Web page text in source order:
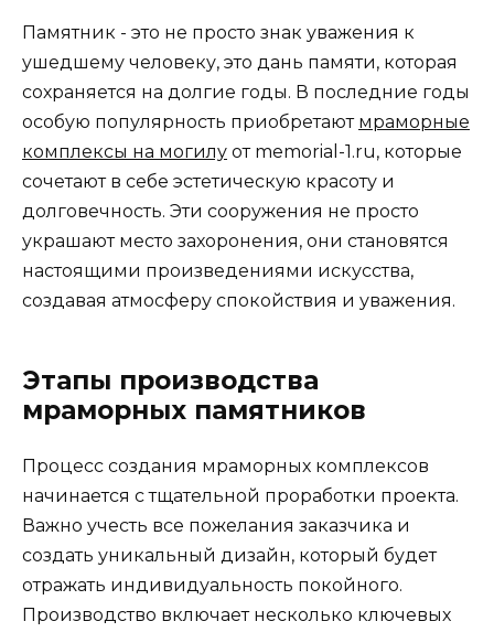
Памятник - это не просто знак уважения к
ушедшему человеку, это дань памяти, которая
сохраняется на долгие годы. В последние годы
особую популярность приобретают мраморные
комплексы на могилу от memorial-1.ru, которые
сочетают в себе эстетическую красоту и
долговечность. Эти сооружения не просто
украшают место захоронения, они становятся
настоящими произведениями искусства,
создавая атмосферу спокойствия и уважения.
Этапы производства
мраморных памятников
Процесс создания мраморных комплексов
начинается с тщательной проработки проекта.
Важно учесть все пожелания заказчика и
создать уникальный дизайн, который будет
отражать индивидуальность покойного.
Производство включает несколько ключевых